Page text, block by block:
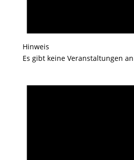
Hinweis
Es gibt keine Veranstaltungen